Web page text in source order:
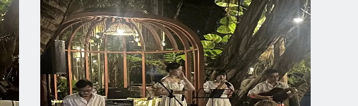
Công_Ty_Tnhh_Giải_Trí_Thanh_Tùng_Tumbadora_Band